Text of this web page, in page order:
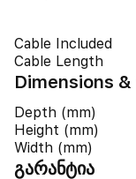
Cable Included
Cable Length
Dimensions
Depth (mm)
Height (mm)
Width (mm)
გარანტია